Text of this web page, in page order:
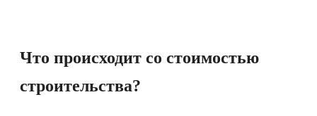
Что происходит со стоимостью
строительства?